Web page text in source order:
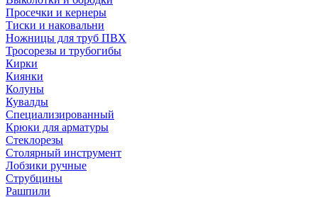
Просечки и кернеры
Тиски и наковальни
Ножницы для труб ПВХ
Тросорезы и трубогибы
Кирки
Киянки
Колуны
Кувалды
Специализированный
Крюки для арматуры
Стеклорезы
Столярный инструмент
Лобзики ручные
Струбцины
Рашпили